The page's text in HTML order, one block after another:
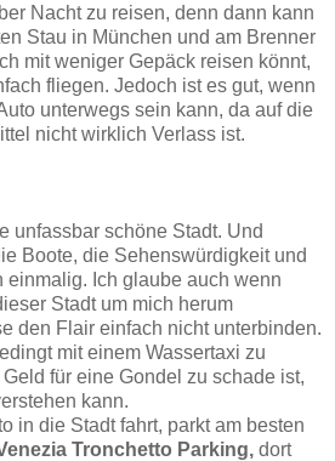
Nacht zu reisen, denn dann kann
Stau in München und am Brenner
mit weniger Gepäck reisen könnt,
fliegen. Jedoch ist es gut, wenn
unterwegs sein kann, da auf die
nicht wirklich Verlass ist.
unfassbar schöne Stadt. Und
Boote, die Sehenswürdigkeit und
einmalig. Ich glaube auch wenn
Stadt um mich herum
den Flair einfach nicht unterbinden.
mit einem Wassertaxi zu
für eine Gondel zu schade ist,
kann.
in die Stadt fahrt, parkt am besten
Tronchetto Parking, dort